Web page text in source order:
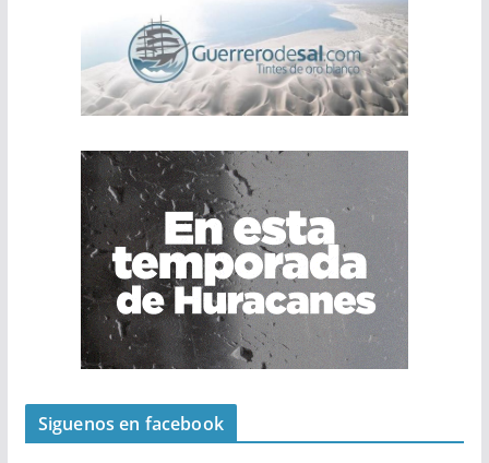
Siguenos en facebook